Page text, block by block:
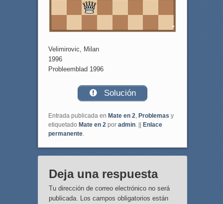
Velimirovic, Milan
1996
Probleemblad 1996
Solución
Entrada publicada en Mate en 2, Problemas y
etiquetado Mate en 2por admin. ||
Enlace
permanente.
Deja una respuesta
Tu dirección de correo electrónico no será
publicada. Los campos obligatorios están